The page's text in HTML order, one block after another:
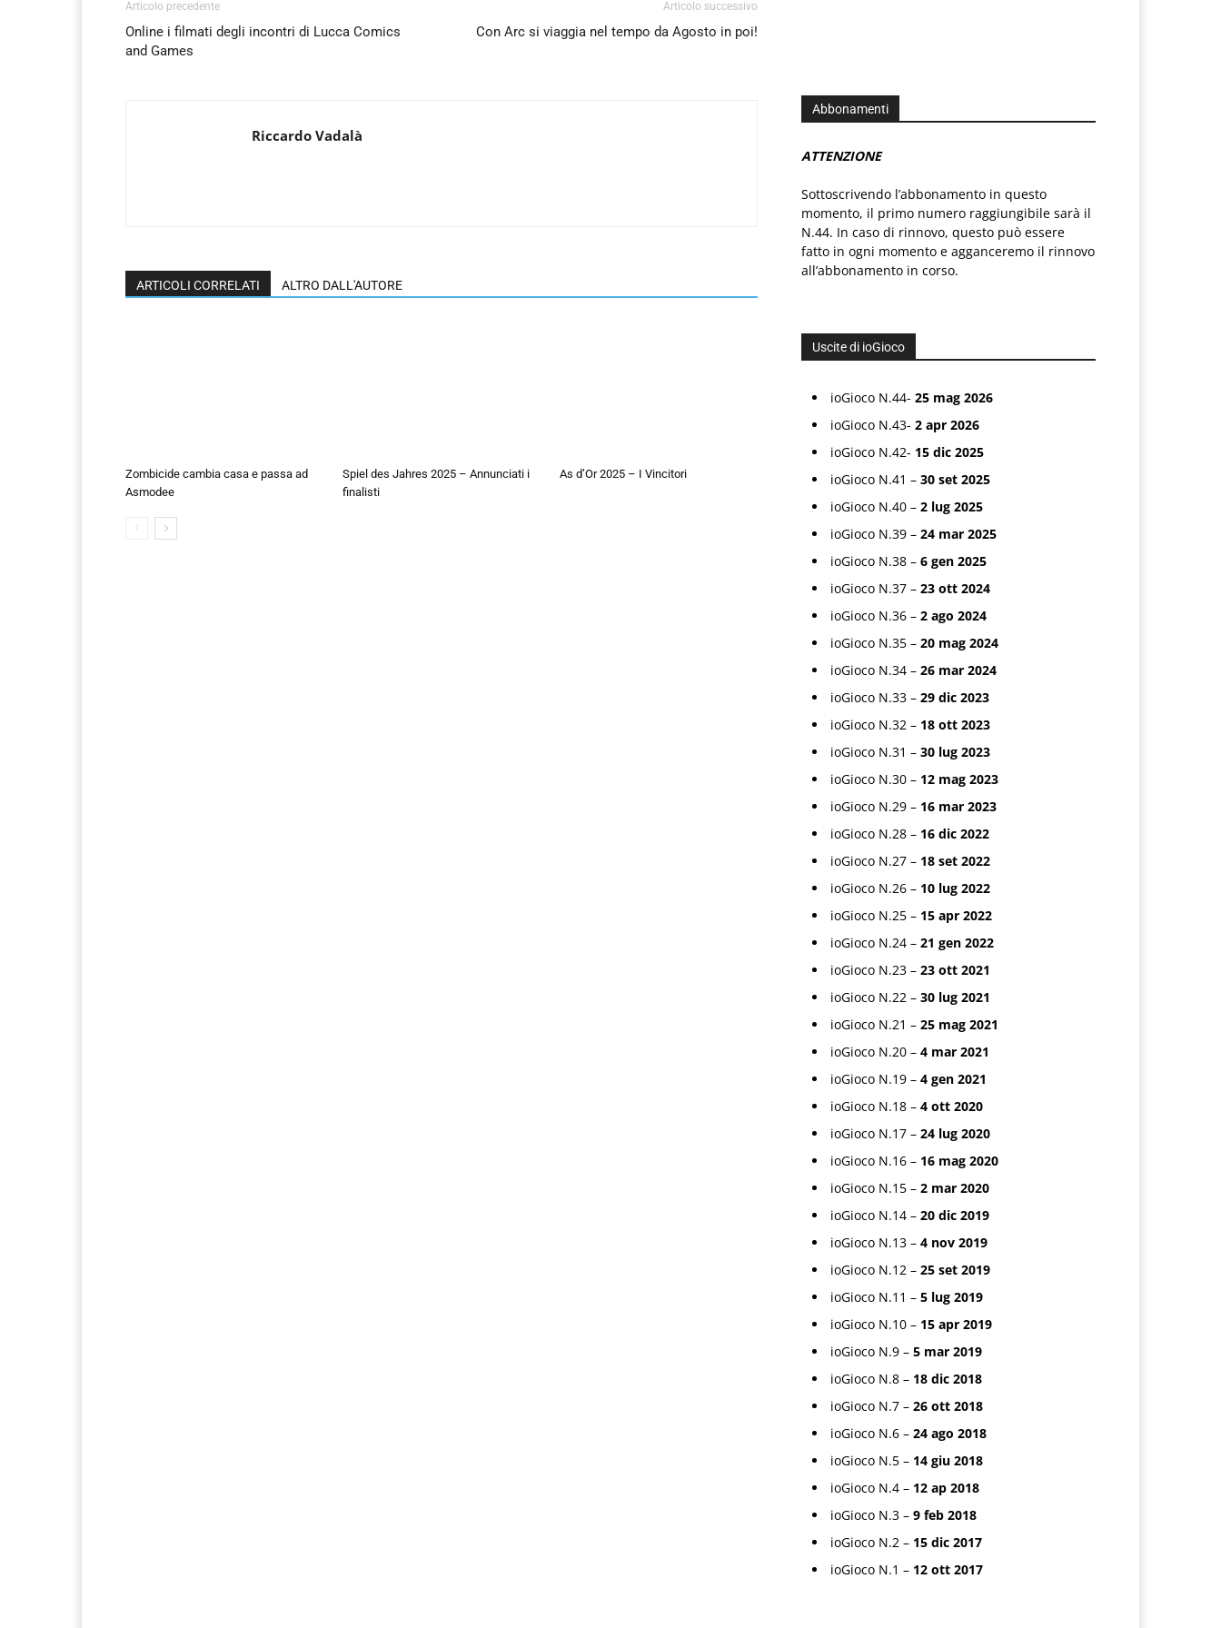
Articolo precedente
Online i filmati degli incontri di Lucca Comics
and Games
Articolo successivo
Con Arc si viaggia nel tempo da Agosto in poi!
Riccardo Vadalà
ARTICOLI CORRELATI ALTRO DALL'AUTORE
Zombicide cambia casa e passa ad
Asmodee
Spiel des Jahres 2025 – Annunciati i
finalisti
As d’Or 2025 – I Vincitori
Abbonamenti
ATTENZIONE
Sottoscrivendo l’abbonamento in questo
momento, il primo numero raggiungibile sarà il
N.44. In caso di rinnovo, questo può essere
fatto in ogni momento e agganceremo il rinnovo
all’abbonamento in corso.
Uscite di ioGioco
ioGioco N.44- 25 mag 2026
ioGioco N.43- 2 apr 2026
ioGioco N.42- 15 dic 2025
ioGioco N.41 – 30 set 2025
ioGioco N.40 – 2 lug 2025
ioGioco N.39 – 24 mar 2025
ioGioco N.38 – 6 gen 2025
ioGioco N.37 – 23 ott 2024
ioGioco N.36 – 2 ago 2024
ioGioco N.35 – 20 mag 2024
ioGioco N.34 – 26 mar 2024
ioGioco N.33 – 29 dic 2023
ioGioco N.32 – 18 ott 2023
ioGioco N.31 – 30 lug 2023
ioGioco N.30 – 12 mag 2023
ioGioco N.29 – 16 mar 2023
ioGioco N.28 – 16 dic 2022
ioGioco N.27 – 18 set 2022
ioGioco N.26 – 10 lug 2022
ioGioco N.25 – 15 apr 2022
ioGioco N.24 – 21 gen 2022
ioGioco N.23 – 23 ott 2021
ioGioco N.22 – 30 lug 2021
ioGioco N.21 – 25 mag 2021
ioGioco N.20 – 4 mar 2021
ioGioco N.19 – 4 gen 2021
ioGioco N.18 – 4 ott 2020
ioGioco N.17 – 24 lug 2020
ioGioco N.16 – 16 mag 2020
ioGioco N.15 – 2 mar 2020
ioGioco N.14 – 20 dic 2019
ioGioco N.13 – 4 nov 2019
ioGioco N.12 – 25 set 2019
ioGioco N.11 – 5 lug 2019
ioGioco N.10 – 15 apr 2019
ioGioco N.9 – 5 mar 2019
ioGioco N.8 – 18 dic 2018
ioGioco N.7 – 26 ott 2018
ioGioco N.6 – 24 ago 2018
ioGioco N.5 – 14 giu 2018
ioGioco N.4 – 12 ap 2018
ioGioco N.3 – 9 feb 2018
ioGioco N.2 – 15 dic 2017
ioGioco N.1 – 12 ott 2017